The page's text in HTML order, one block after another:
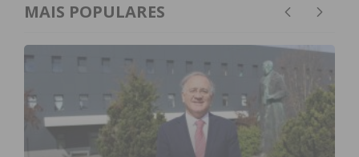
MAIS POPULARES